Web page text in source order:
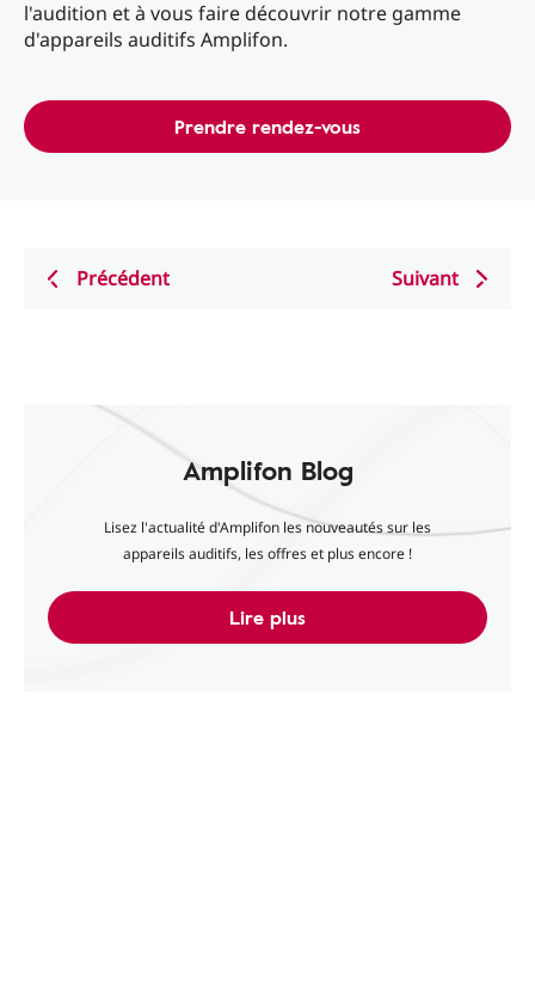
l'audition et à vous faire découvrir notre gamme
d'appareils auditifs Amplifon.
Prendre rendez-vous
Précédent Suivant
Amplifon Blog
Lisez l'actualité d'Amplifon les nouveautés sur les
appareils auditifs, les offres et plus encore !
Lire plus